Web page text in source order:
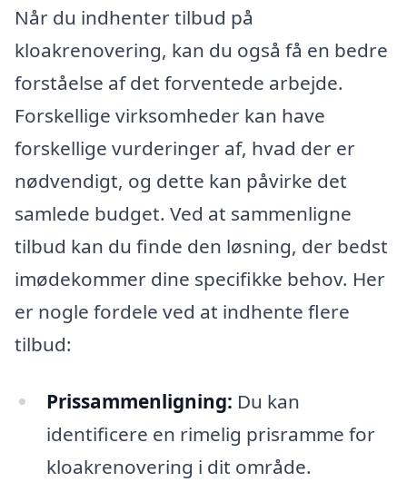
Når du indhenter tilbud på
kloakrenovering, kan du også få en bedre
forståelse af det forventede arbejde.
Forskellige virksomheder kan have
forskellige vurderinger af, hvad der er
nødvendigt, og dette kan påvirke det
samlede budget. Ved at sammenligne
tilbud kan du finde den løsning, der bedst
imødekommer dine specifikke behov. Her
er nogle fordele ved at indhente flere
tilbud:
Prissammenligning: Du kan
identificere en rimelig prisramme for
kloakrenovering i dit område.